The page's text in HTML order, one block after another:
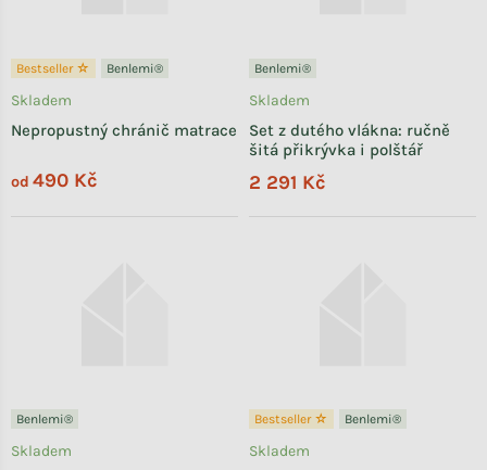
Bestseller ☆ Benlemi®
Nepropustný chránič matrace
Skladem
od 490 Kč
Benlemi®
Set z dutého vlákna: ručně
šitá přikrývka i polštář
Skladem
2 291 Kč
Benlemi®
Skladem
Bestseller ☆ Benlemi®
Skladem